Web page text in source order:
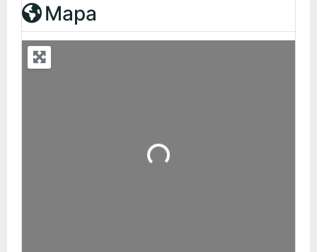
Mapa
Carregando...